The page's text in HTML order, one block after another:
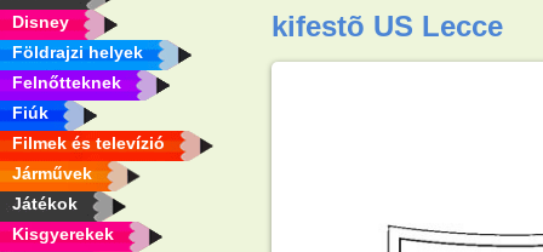
Disney
Földrajzi helyek
Felnőtteknek
Fiúk
Filmek és televízió
Járművek
Játékok
Kisgyerekek
kifestõ US Lecce